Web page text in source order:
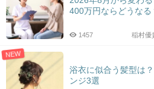
400万円ならどうなる
稲村優
1457
NEW
浴衣に似合う髪型は
ンジ3選